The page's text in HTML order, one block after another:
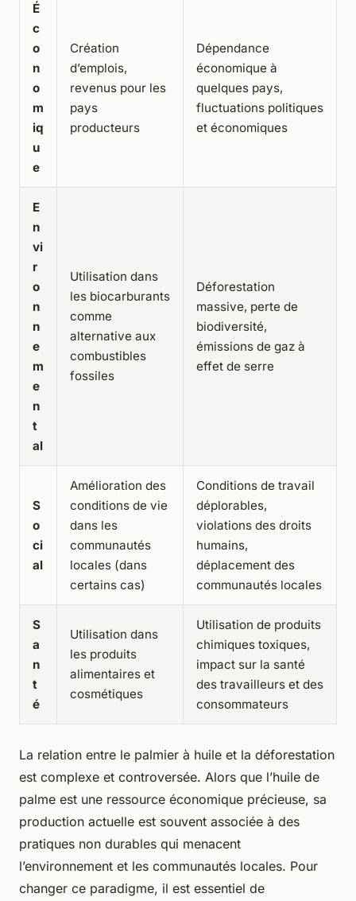
É
c
o
n
o
m
iq
u
e
Création
d’emplois,
revenus pour les
pays
producteurs
Dépendance
économique à
quelques pays,
fluctuations politiques
et économiques
E
n
vi
r
o
n
n
e
m
e
n
t
al
Utilisation dans
les biocarburants
comme
alternative aux
combustibles
fossiles
Déforestation
massive, perte de
biodiversité,
émissions de gaz à
effet de serre
S
o
ci
al
Amélioration des
conditions de vie
dans les
communautés
locales (dans
certains cas)
Conditions de travail
déplorables,
violations des droits
humains,
déplacement des
communautés locales
S
a
n
t
é
Utilisation dans
les produits
alimentaires et
cosmétiques
Utilisation de produits
chimiques toxiques,
impact sur la santé
des travailleurs et des
consommateurs
La relation entre le palmier à huile et la déforestation
est complexe et controversée. Alors que l’huile de
palme est une ressource économique précieuse, sa
production actuelle est souvent associée à des
pratiques non durables qui menacent
l’environnement et les communautés locales. Pour
changer ce paradigme, il est essentiel de